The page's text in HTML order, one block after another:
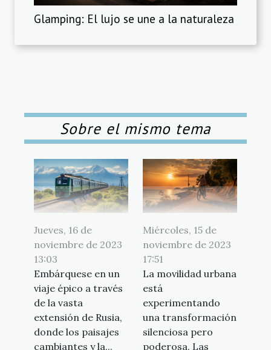
Glamping: El lujo se une a la naturaleza
Sobre el mismo tema
Jueves, 16 de
noviembre de 2023
13:03
Embárquese en un
viaje épico a través
de la vasta
extensión de Rusia,
donde los paisajes
cambiantes y la...
Miércoles, 15 de
noviembre de 2023
17:51
La movilidad urbana
está
experimentando
una transformación
silenciosa pero
poderosa. Las